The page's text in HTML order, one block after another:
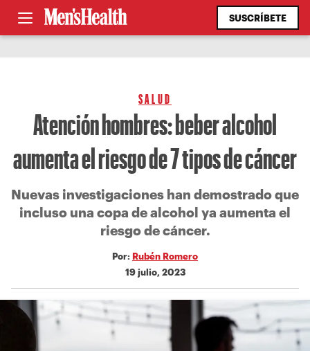
SUSCRÍBETE
SALUD
Atención hombres: beber alcohol
aumenta el riesgo de 7 tipos de cáncer
Nuevas investigaciones han demostrado que
incluso una copa de alcohol ya aumenta el
riesgo de cáncer.
Por: Rubén Romero
19 julio, 2023